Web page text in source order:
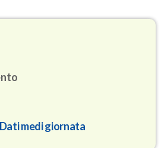
Dati medi giornata